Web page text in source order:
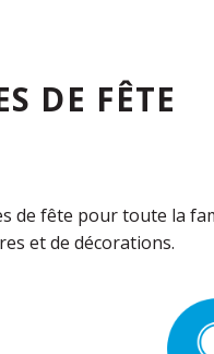
DE FÊTE
de fête pour toute la
et de décorations.